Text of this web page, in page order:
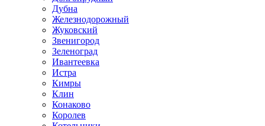
Дубна
Железнодорожный
Жуковский
Звенигород
Зеленоград
Ивантеевка
Истра
Кимры
Клин
Конаково
Королев